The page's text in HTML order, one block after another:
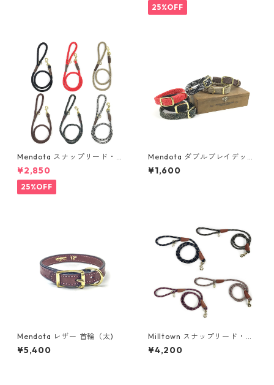
25%OFF
Mendota スナップリード・ロ
ープ（太)
¥2,850
25%OFF
Mendota ダブルブレイデッド
首輪（細)
¥1,600
Mendota レザー 首輪（太)
¥5,400
Milltown スナップリード・ク
ライミングロープ（太)
¥4,200